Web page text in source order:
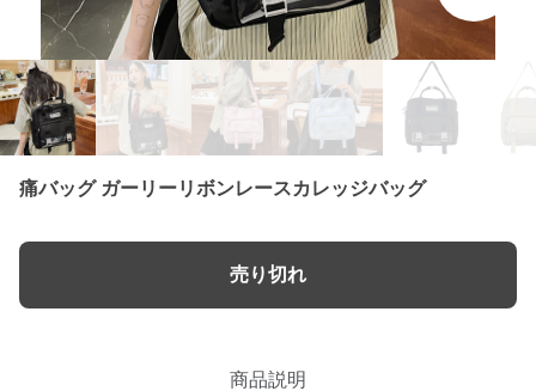
痛バッグ ガーリーリボンレースカレッジバッグ
売り切れ
商品説明